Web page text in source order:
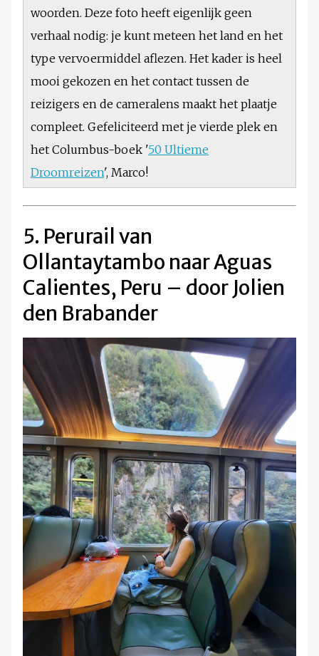
woorden. Deze foto heeft eigenlijk geen
verhaal nodig: je kunt meteen het land en het
type vervoermiddel aflezen. Het kader is heel
mooi gekozen en het contact tussen de
reizigers en de cameralens maakt het plaatje
compleet. Gefeliciteerd met je vierde plek en
het Columbus-boek '50 Ultieme
Droomreizen', Marco!
5. Perurail van
Ollantaytambo naar Aguas
Calientes, Peru – door Jolien
den Brabander